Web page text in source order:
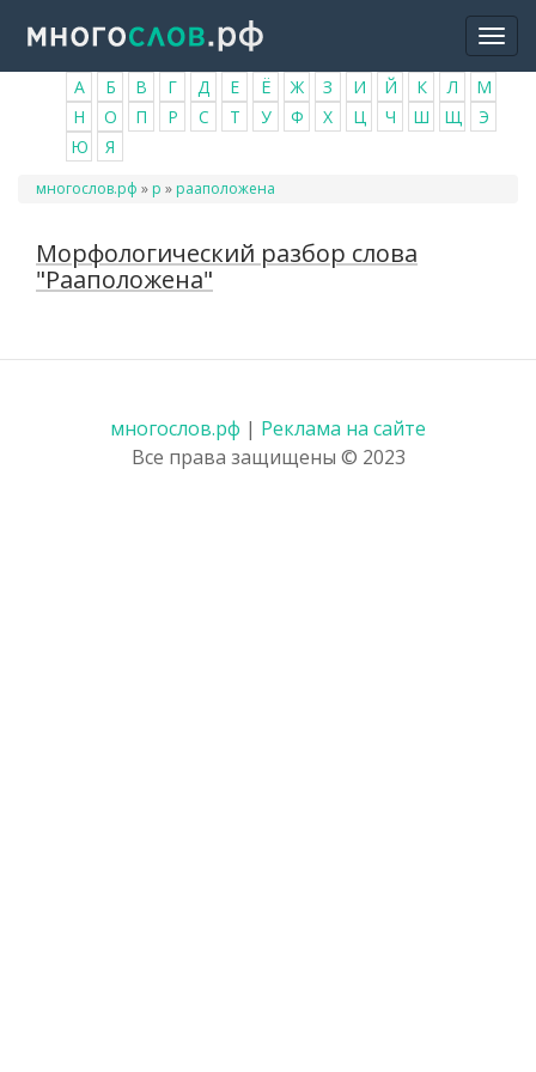
основному
содержанию
А Б В Г Д Е Ё Ж З И Й К Л
М
Н
О П Р С Т У Ф Х Ц Ч Ш Щ
Э
Ю
Я
Вы
многослов.рф » р » рааположена
Морфологический разбор слова
"Рааположена"
многослов.рф | Реклама на сайте
Все права защищены © 2023